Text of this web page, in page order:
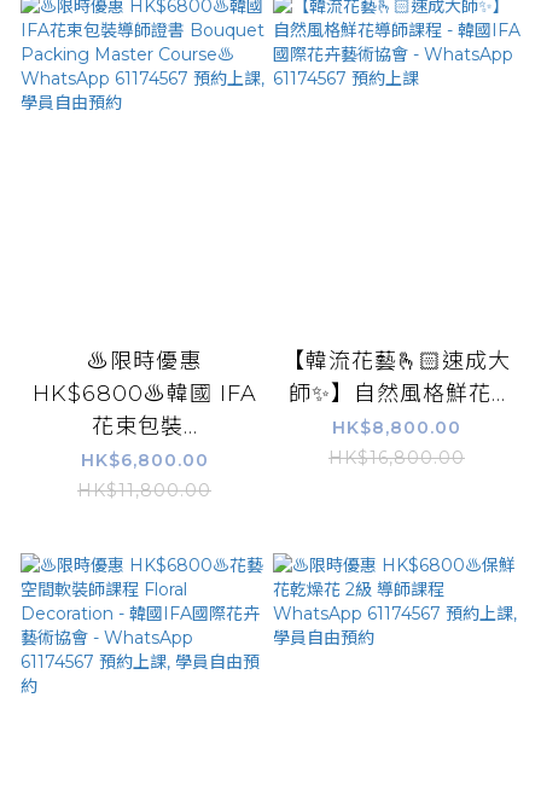
♨️限時優惠
HK$6800♨️韓國 IFA
花束包裝...
HK$6,800.00
HK$11,800.00
【韓流花藝🫰🏻速成大
師✨】自然風格鮮花...
HK$8,800.00
HK$16,800.00